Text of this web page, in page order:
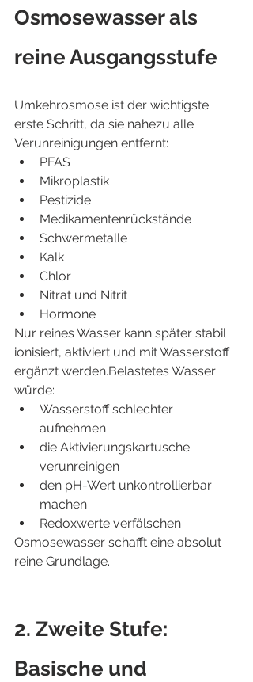
Osmosewasser als
reine Ausgangsstufe
Umkehrosmose ist der wichtigste
erste Schritt, da sie nahezu alle
Verunreinigungen entfernt:
PFAS
Mikroplastik
Pestizide
Medikamentenrückstände
Schwermetalle
Kalk
Chlor
Nitrat und Nitrit
Hormone
Nur reines Wasser kann später stabil
ionisiert, aktiviert und mit Wasserstoff
ergänzt werden.Belastetes Wasser
würde:
Wasserstoff schlechter
aufnehmen
die Aktivierungskartusche
verunreinigen
den pH-Wert unkontrollierbar
machen
Redoxwerte verfälschen
Osmosewasser schafft eine absolut
reine Grundlage.
2. Zweite Stufe:
Basische und